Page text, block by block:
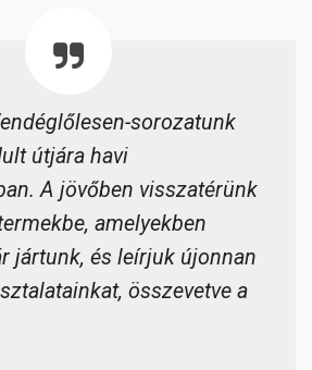
sorozatunk
útjára havi
A jövőben visszatérünk
amelyekben
jártunk, és leírjuk újonnan
összevetve a